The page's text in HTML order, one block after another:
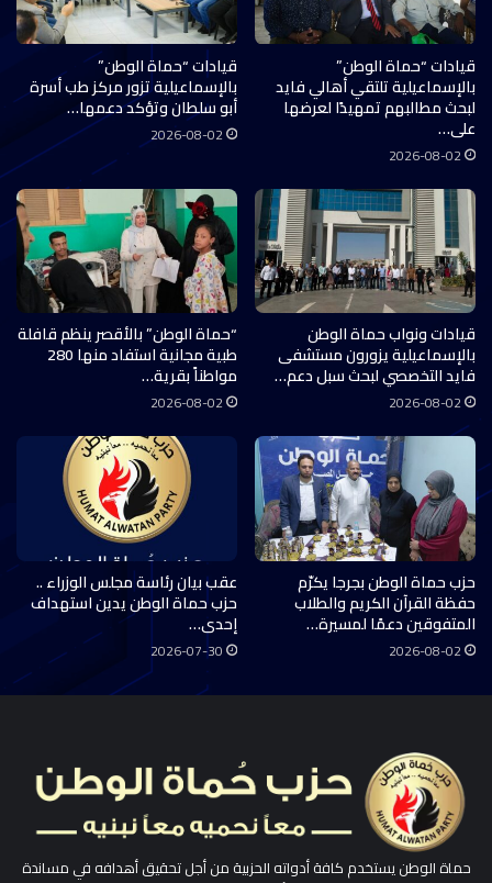
قيادات “حماة الوطن”
بالإسماعيلية تلتقي أهالي فايد
لبحث مطالبهم تمهيدًا لعرضها
على…
2026-08-02
قيادات “حماة الوطن”
بالإسماعيلية تزور مركز طب أسرة
أبو سلطان وتؤكد دعمها…
2026-08-02
قيادات ونواب حماة الوطن
بالإسماعيلية يزورون مستشفى
فايد التخصصي لبحث سبل دعم…
2026-08-02
“حماة الوطن” بالأقصر ينظم قافلة
طبية مجانية استفاد منها 280
مواطناً بقرية…
2026-08-02
حزب حماة الوطن بجرجا يكرّم
حفظة القرآن الكريم والطلاب
المتفوقين دعمًا لمسيرة…
2026-08-02
عقب بيان رئاسة مجلس الوزراء ..
حزب حماة الوطن يدين استهداف
إحدى…
2026-07-30
حماة الوطن يستخدم كافة أدواته الحزبية من أجل تحقيق أهدافه في مساندة